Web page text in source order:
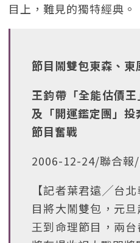
目上，難見的獨特經典。
節目鬧雙包東森、東
王鈞帶「全能估價王
及「開運鑑定團」
節目奮戰
2006-12-24/聯合報
【記者葉君遠╱台
目將大鬧雙包，元
王到命理節目，兩